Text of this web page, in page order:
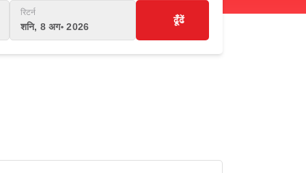
रिटर्न
शनि, 8 अग॰ 2026
ढूँढें